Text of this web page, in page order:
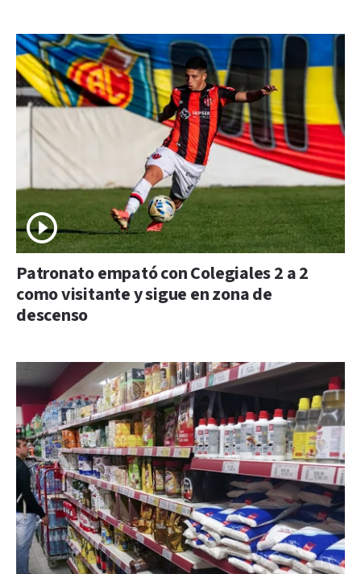
Patronato empató con Colegiales 2 a 2
como visitante y sigue en zona de
descenso